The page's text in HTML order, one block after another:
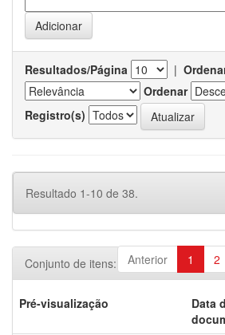
Resultados/Página |
Ordenar
Registro(s)
Resultado 1-10 de 38.
Anterior 1 2
Conjunto de itens:
Pré-visualização
Data